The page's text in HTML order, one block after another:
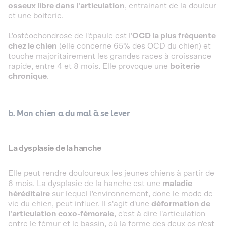
osseux libre dans l'articulation, entrainant de la douleur
et une boiterie.
L'ostéochondrose de l'épaule est l'OCD la plus fréquente
chez le chien (elle concerne 65% des OCD du chien) et
touche majoritairement les grandes races à croissance
rapide, entre 4 et 8 mois. Elle provoque une boiterie
chronique.
b. Mon chien a du mal à se lever
La dysplasie de la hanche
Elle peut rendre douloureux les jeunes chiens à partir de
6 mois. La dysplasie de la hanche est une maladie
héréditaire sur lequel l'environnement, donc le mode de
vie du chien, peut influer. Il s'agit d'une déformation de
l'articulation coxo-fémorale, c'est à dire l'articulation
entre le fémur et le bassin, où la forme des deux os n'est